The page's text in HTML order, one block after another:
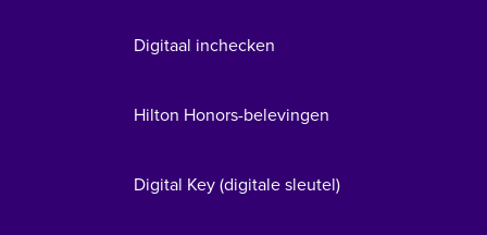
Digitaal inchecken
Hilton Honors-belevingen
Digital Key (digitale sleutel)